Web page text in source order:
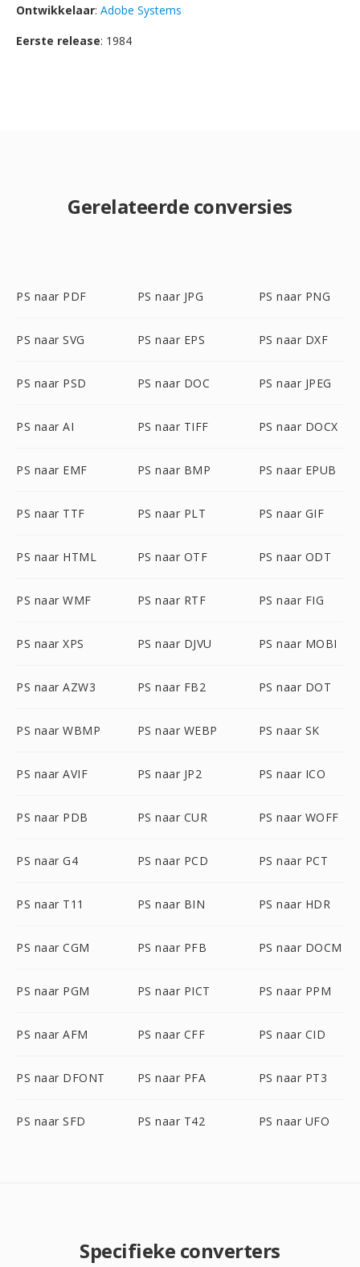
Ontwikkelaar: Adobe Systems
Eerste release: 1984
Gerelateerde conversies
PS naar PDF PS naar JPG PS naar PNG
PS naar SVG PS naar EPS PS naar DXF
PS naar PSD PS naar DOC PS naar JPEG
PS naar AI PS naar TIFF PS naar DOCX
PS naar EMF PS naar BMP PS naar EPUB
PS naar TTF PS naar PLT PS naar GIF
PS naar HTML PS naar OTF PS naar ODT
PS naar WMF PS naar RTF PS naar FIG
PS naar XPS PS naar DJVU PS naar MOBI
PS naar AZW3 PS naar FB2 PS naar DOT
PS naar WBMP PS naar WEBP PS naar SK
PS naar AVIF PS naar JP2 PS naar ICO
PS naar PDB PS naar CUR PS naar WOFF
PS naar G4 PS naar PCD PS naar PCT
PS naar T11 PS naar BIN PS naar HDR
PS naar CGM PS naar PFB PS naar DOCM
PS naar PGM PS naar PICT PS naar PPM
PS naar AFM PS naar CFF PS naar CID
PS naar DFONT PS naar PFA PS naar PT3
PS naar SFD PS naar T42 PS naar UFO
Specifieke converters